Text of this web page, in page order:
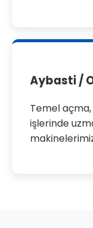
Aybasti /
Temel
işlerinde